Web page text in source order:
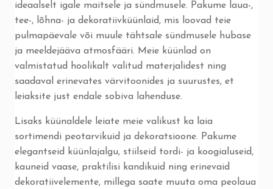
ideaalselt igale maitsele ja sündmusele. Pakume laua-,
tee-, lõhna- ja dekoratiivküünlaid, mis loovad teie
pulmapäevale või muule tähtsale sündmusele hubase
ja meeldejääva atmosfääri. Meie küünlad on
valmistatud hoolikalt valitud materjalidest ning
saadaval erinevates värvitoonides ja suurustes, et
leiaksite just endale sobiva lahenduse.
Lisaks küünaldele leiate meie valikust ka laia
sortimendi peotarvikuid ja dekoratsioone. Pakume
elegantseid küünlajalgu, stiilseid tordi- ja koogialuseid,
kauneid vaase, praktilisi kandikuid ning erinevaid
dekoratiivelemente, millega saate muuta oma peolaua